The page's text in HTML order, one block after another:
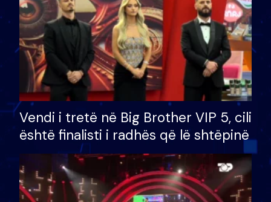
Vendi i tretë në Big Brother VIP 5, cili
është finalisti i radhës që lë shtëpinë